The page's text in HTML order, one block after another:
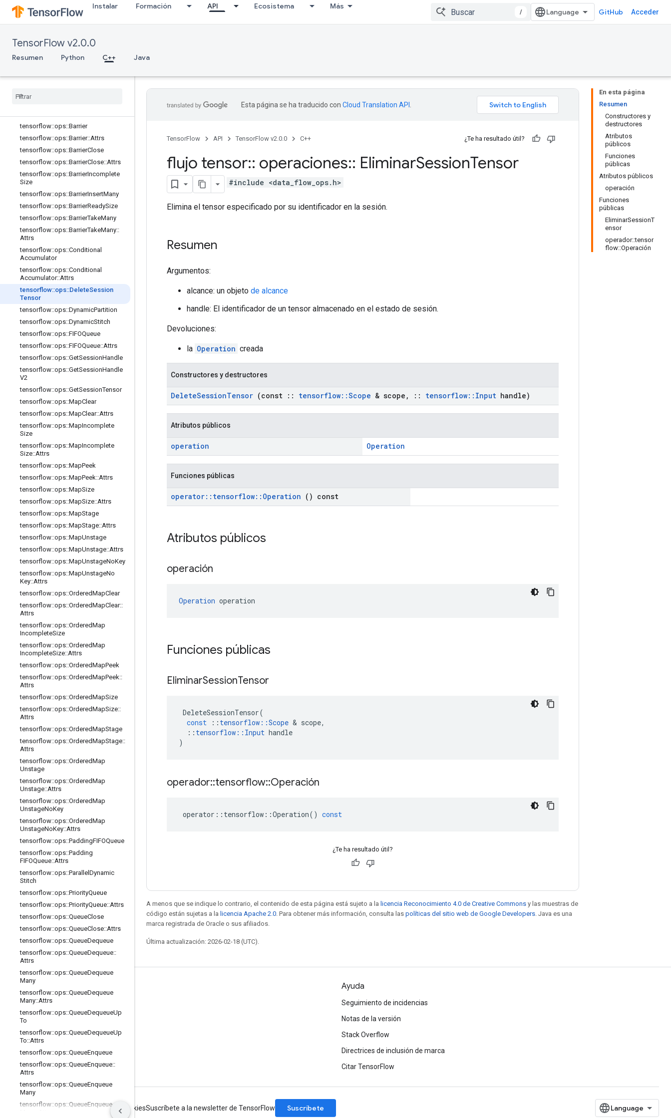
Instalar Formación API Ecosistema Más
/ GitHub Acceder
TensorFlow v2.0.0
Resumen Python C++ Java
core
data_flow_ops
tensorflow::ops::AccumulatorApply
Global
tensorflow::ops::Barrier
tensorflow::ops::Barrier::Attrs
tensorflow::ops::BarrierClose
tensorflow::ops::BarrierClose::Attrs
tensorflow::ops::BarrierIncomplete
Size
tensorflow::ops::BarrierInsertMany
tensorflow::ops::BarrierReadySize
tensorflow::ops::BarrierTakeMany
tensorflow::ops::BarrierTakeMany::
Attrs
tensorflow::ops::Conditional
Accumulator
tensorflow::ops::Conditional
Accumulator::Attrs
tensorflow::ops::DeleteSession
Tensor
tensorflow::ops::DynamicPartition
tensorflow::ops::DynamicStitch
tensorflow::ops::FIFOQueue
tensorflow::ops::FIFOQueue::Attrs
tensorflow::ops::GetSessionHandle
tensorflow::ops::GetSessionHandle
V2
tensorflow::ops::GetSessionTensor
tensorflow::ops::MapClear
tensorflow::ops::MapClear::Attrs
tensorflow::ops::MapIncomplete
Size
tensorflow::ops::MapIncomplete
Size::Attrs
tensorflow::ops::MapPeek
tensorflow::ops::MapPeek::Attrs
tensorflow::ops::MapSize
tensorflow::ops::MapSize::Attrs
tensorflow::ops::MapStage
tensorflow::ops::MapStage::Attrs
tensorflow::ops::MapUnstage
tensorflow::ops::MapUnstage::Attrs
tensorflow::ops::MapUnstageNoKey
tensorflow::ops::MapUnstageNo
Key::Attrs
tensorflow::ops::OrderedMapClear
tensorflow::ops::OrderedMapClear::
Attrs
tensorflow::ops::OrderedMap
IncompleteSize
tensorflow::ops::OrderedMap
IncompleteSize::Attrs
tensorflow::ops::OrderedMapPeek
tensorflow::ops::OrderedMapPeek::
Attrs
tensorflow::ops::OrderedMapSize
tensorflow::ops::OrderedMapSize::
Attrs
tensorflow::ops::OrderedMapStage
tensorflow::ops::OrderedMapStage::
Attrs
tensorflow::ops::OrderedMap
Unstage
tensorflow::ops::OrderedMap
Unstage::Attrs
tensorflow::ops::OrderedMap
UnstageNoKey
tensorflow::ops::OrderedMap
UnstageNoKey::Attrs
tensorflow::ops::PaddingFIFOQueue
tensorflow::ops::Padding
FIFOQueue::Attrs
tensorflow::ops::Parallel Dynamic
Stitch
tensorflow::ops::PriorityQueue
tensorflow::ops::PriorityQueue::Attrs
tensorflow::ops::QueueClose
tensorflow::ops::QueueClose::Attrs
tensorflow::ops::QueueDequeue
tensorflow::ops::QueueDequeue::
Attrs
tensorflow::ops::QueueDequeue
Many
tensorflow::ops::QueueDequeue
Many::Attrs
tensorflow::ops::QueueDequeueUp
To
tensorflow::ops::QueueDequeueUp
To::Attrs
tensorflow::ops::QueueEnqueue
tensorflow::ops::QueueEnqueue::
Attrs
tensorflow::ops::QueueEnqueue
Many
tensorflow::ops::QueueEnqueue
En esta página
Resumen
Constructores y
destructores
Atributos
públicos
Funciones
públicas
Atributos públicos
operación
Funciones
públicas
EliminarSessionT
ensor
operador::tensor
flow::Operación
Esta página se ha traducido con Cloud Translation API
TensorFlow API TensorFlow v2.0.0 C++ ¿Te ha resultado útil?
flujo tensor:: operaciones:: EliminarSessionTensor
#include <data_flow_ops.h>
Elimina el tensor especificado por su identificador en la sesión.
Resumen
Argumentos:
alcance: un objeto de alcance
handle: El identificador de un tensor almacenado en el estado de sesión.
Devoluciones:
la Operation creada
Constructores y destructores
DeleteSessionTensor (const :: tensorflow::Scope & scope , :: tensorflow:: Input handle)
Atributos públicos
operation Operation
Funciones públicas
operator:: tensorflow:: Operation () const
Atributos públicos
operación
Operation operation
Funciones públicas
EliminarSessionTensor
DeleteSessionTensor(
const
:: tensorflow ::Scope & scope,
:: tensorflow :: Input handle
)
operador::tensorflow::Operación
operator :: tensorflow ::Operation() const
¿Te ha resultado útil?
A menos que se indique lo contrario, el contenido de esta página está sujeto a la licencia Reconocimiento 4.0 de Creative Commons y las muestras de
código están sujetas a la licencia Apache 2.0 . Para obtener más información, consulta las políticas del sitio web de Google Developers . Java es una
marca registrada de Oracle o sus afiliados.
Última actualización: 2026-02-18 (UTC).
Seguir conectado
Blog
Foro
GitHub
Twitter
YouTube
Ayuda
Seguimiento de incidencias
Notas de la versión
Stack Overflow
Directrices de inclusión de marca
Citar TensorFlow
Condiciones Privacidad Manage cookiesSuscríbete a la newsletter de TensorFlow Suscríbete